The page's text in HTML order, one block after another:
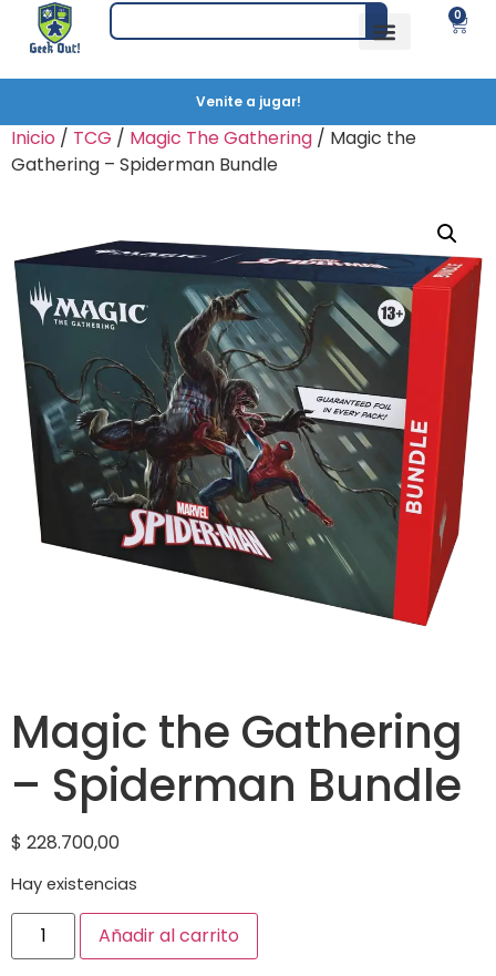
0
Venite a jugar!
Inicio / TCG / Magic The Gathering / Magic the
Gathering – Spiderman Bundle
Magic the Gathering
– Spiderman Bundle
$ 228.700,00
Hay existencias
Añadir al carrito